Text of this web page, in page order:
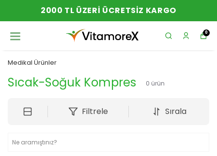
2000 TL ÜZERI ÜCRETSIZ KARGO
0
Medikal Ürünler
Sıcak-Soğuk Kompres 0 ürün
Filtrele Sırala